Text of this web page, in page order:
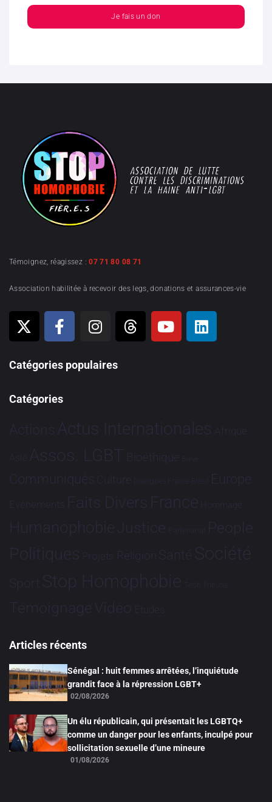
Je fais un don
Témoignez, réagissez :07 71 80 08 71
Association habilitée à recevoir des legs, donations et assurances-vie
Catégories populaires
Catégories
Actions Actus Internationales Afrique
Asie Assos. LGBT Bioéthique Brève
Communiqués Culture Dialogues France-Brésil Europe
Evénements Faits Divers France Hommage
HumanophobieJustice Partenariat People
Politiques Projets Religion Santé Société
Sport Stop Homophobie Tech Tribune
TémoignageVidéo Études
Articles récents
Sénégal : huit femmes arrêtées, l’inquiétude
grandit face à la répression LGBT+
02/08/2026
Un élu républicain, qui présentait les LGBTQ+
comme un danger pour les enfants, inculpé pour
sollicitation sexuelle d’une mineure
01/08/2026